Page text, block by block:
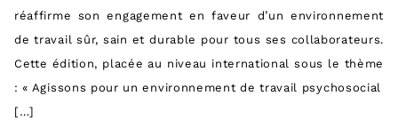
réaffirme son engagement en faveur d’un environnement
de travail sûr, sain et durable pour tous ses collaborateurs.
Cette édition, placée au niveau international sous le thème
: « Agissons pour un environnement de travail psychosocial
[…]